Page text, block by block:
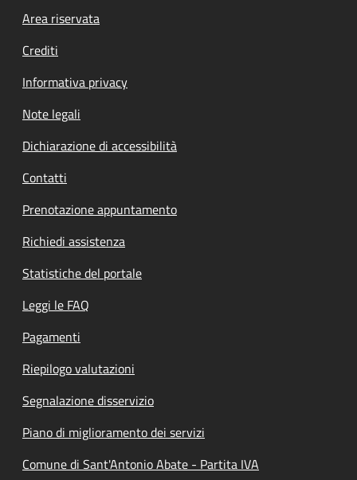
Footer menu
Area riservata
Crediti
Informativa privacy
Note legali
Dichiarazione di accessibilità
Contatti
Prenotazione appuntamento
Richiedi assistenza
Statistiche del portale
Leggi le FAQ
Pagamenti
Riepilogo valutazioni
Segnalazione disservizio
Piano di miglioramento dei servizi
Comune di Sant'Antonio Abate - Partita IVA